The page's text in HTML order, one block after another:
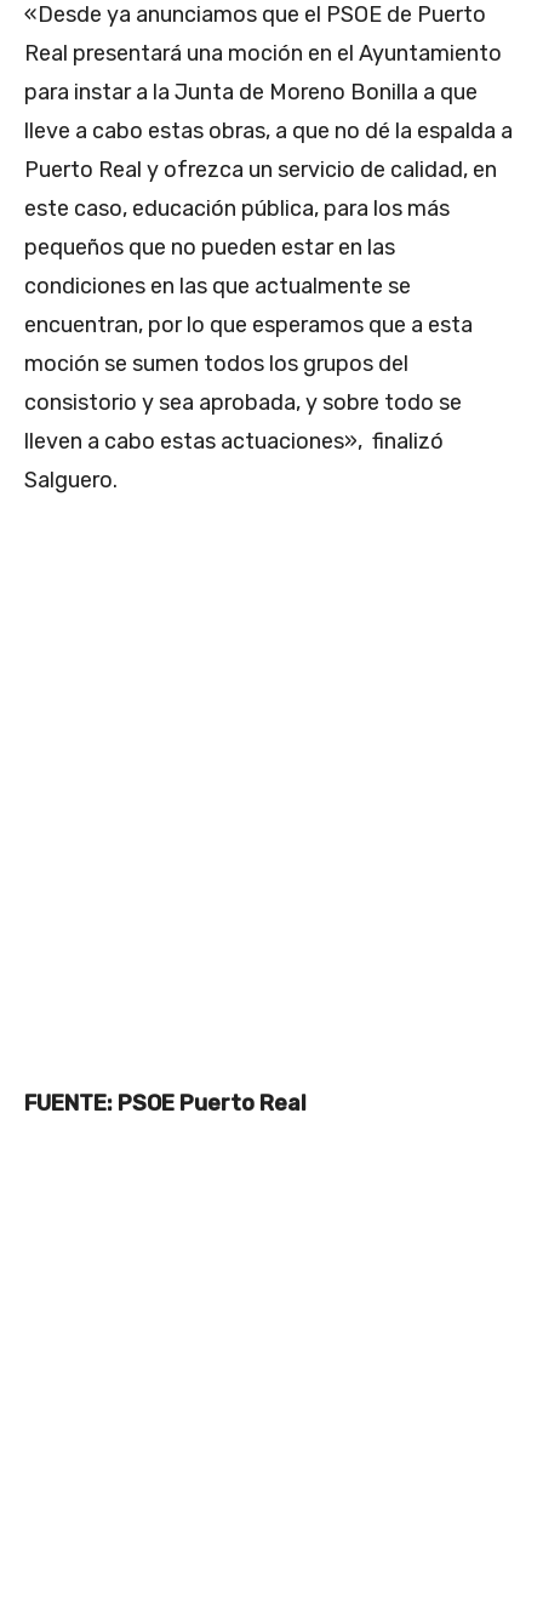
«Desde ya anunciamos que el PSOE de Puerto
Real presentará una moción en el Ayuntamiento
para instar a la Junta de Moreno Bonilla a que
lleve a cabo estas obras, a que no dé la espalda a
Puerto Real y ofrezca un servicio de calidad, en
este caso, educación pública, para los más
pequeños que no pueden estar en las
condiciones en las que actualmente se
encuentran, por lo que esperamos que a esta
moción se sumen todos los grupos del
consistorio y sea aprobada, y sobre todo se
lleven a cabo estas actuaciones», finalizó
Salguero.
FUENTE: PSOE Puerto Real